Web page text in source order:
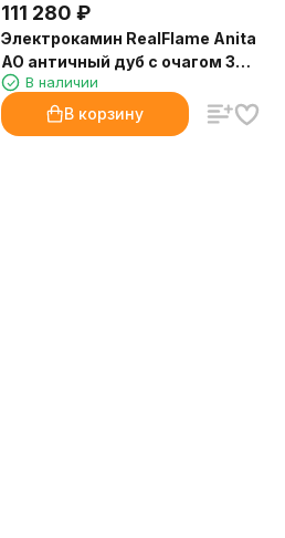
111 280 ₽
Электрокамин RealFlame Anita
AO античный дуб с очагом 3D
Olympic
В наличии
В корзину